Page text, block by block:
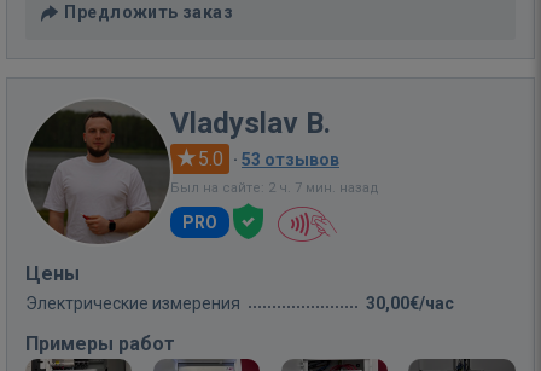
Предложить заказ
Vladyslav B.
5.0 · 53 отзывов
Был на сайте: 2 ч. 7 мин. назад
PRO
Цены
Электрические измерения 30,00€/час
Примеры работ